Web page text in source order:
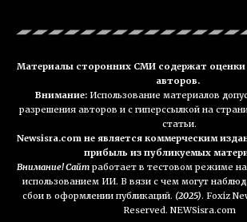
Материалы сторонних СМИ содержат
авторов.
Внимание: Использование материалов
разрешения авторов и с гиперссылкой на
статьи.
Newsisra.com не является коммерческим
прибыль из публикуемых
Внимание! Сайт работает в тестовом режиме
использованием ИИ. В вязи с чем могут
сбои в оформлении публикаций. (2025). Foxiz
Reserved. NEWSisra.com